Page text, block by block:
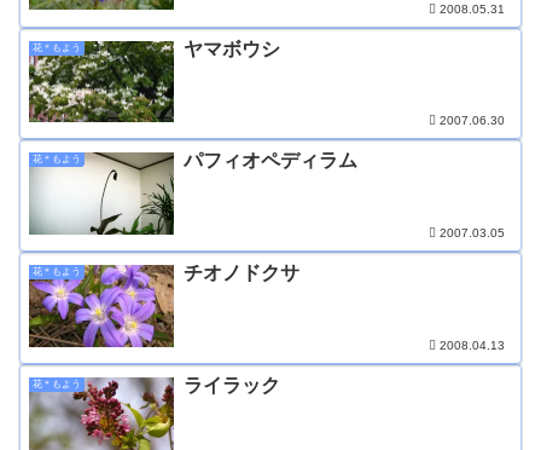
2008.05.31
花＊もよう ヤマボウシ
2007.06.30
花＊もよう パフィオペディラム
2007.03.05
花＊もよう チオノドクサ
2008.04.13
花＊もよう ライラック